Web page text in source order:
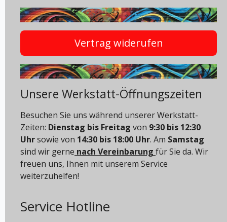
Vertrag widerufen
Unsere Werkstatt-Öffnungszeiten
Besuchen Sie uns während unserer Werkstatt-
Zeiten: Dienstag bis Freitag von 9:30 bis 12:30
Uhrsowie von 14:30 bis 18:00 Uhr. Am Samstag
sind wir gerne nach Vereinbarung für Sie da. Wir
freuen uns, Ihnen mit unserem Service
weiterzuhelfen!
Service Hotline